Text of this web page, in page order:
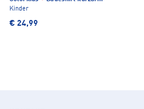
Kinder
€ 24,99